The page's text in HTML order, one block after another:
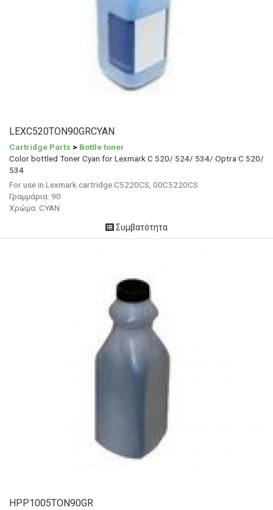
LEXC520TON90GRCYAN
Cartridge Parts > Bottle toner
Color bottled Toner Cyan for Lexmark C 520/ 524/ 534/ Optra C 520/
534
For use in Lexmark cartridge C5220CS, 00C5220CS
Γραμμάρια: 90
Χρώμα: CYAN
Συμβατότητα
HPP1005TON90GR